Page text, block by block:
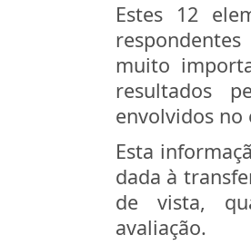
Estes 12
muito
resultados
envolvidos no
Esta
dada à
de vista,
avaliação.